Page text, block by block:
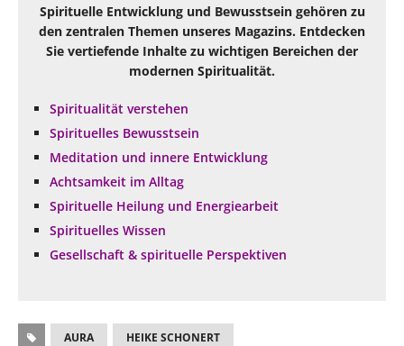
Spirituelle Entwicklung und Bewusstsein gehören zu
den zentralen Themen unseres Magazins. Entdecken
Sie vertiefende Inhalte zu wichtigen Bereichen der
modernen Spiritualität.
Spiritualität verstehen
Spirituelles Bewusstsein
Meditation und innere Entwicklung
Achtsamkeit im Alltag
Spirituelle Heilung und Energiearbeit
Spirituelles Wissen
Gesellschaft & spirituelle Perspektiven
AURA HEIKE SCHONERT